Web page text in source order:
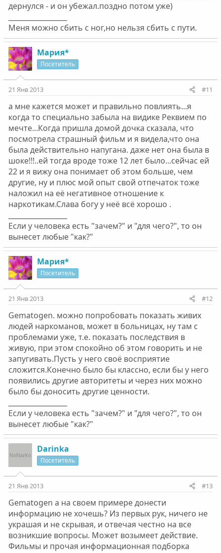
дернулся - и он убежал.поздно потом уже)
Меня можно сбить с ног,но нельзя сбить с пути.
Мария*
Посетитель
21 Янв 2013 #11
а мне кажется может и правильно повлиять...я
когда то специально забыла на видике Реквием по
мечте...Когда пришла домой дочка сказала, что
посмотрела страшный фильм и я видела,что она
была действительно напугана. даже нет она была в
шоке!!!..ей тогда вроде тоже 12 лет было...сейчас ей
22 и я вижу она понимает об этом больше, чем
другие, ну и плюс мой опыт свой отпечаток тоже
наложил на её негативное отношение к
наркотикам.Слава богу у неё всё хорошо .
Если у человека есть "зачем?" и "для чего?", то он
вынесет любые "как?"
Мария*
Посетитель
21 Янв 2013 #12
Gematogen. можно попробовать показать живих
людей наркоманов, может в больницах, ну там с
проблемами уже, т.е. показать последствия в
живую, при этом спокойно об этом говорить и не
запугивать.Пусть у него своё восприятие
сложится.Конечно было бы классно, если бы у него
появились другие авторитеты и через них можно
было бы доносить другие ценности.
Если у человека есть "зачем?" и "для чего?", то он
вынесет любые "как?"
Darinka
Посетитель
21 Янв 2013 #13
Gematogen а на своем примере донести
информацию не хочешь? Из первых рук, ничего не
украшая и не скрывая, и отвечая честно на все
возникшие вопросы. Может возымеет действие.
Фильмы и прочая информационная подборка